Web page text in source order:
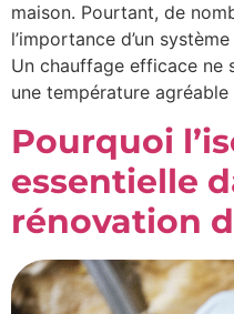
maison. Pourtant, de
l’importance d’un
Un chauffage efficace ne
une température
Pourquoi
essentielle
rénovation